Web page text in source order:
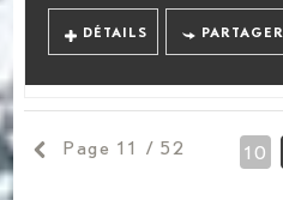
DÉTAILS PARTAGER
Page 11 / 52 10